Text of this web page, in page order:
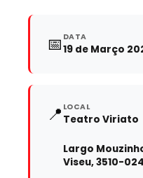
📅 DATA
19 de Março
📍 LOCAL
Teatro Viriato
Largo
Viseu, 3510-024